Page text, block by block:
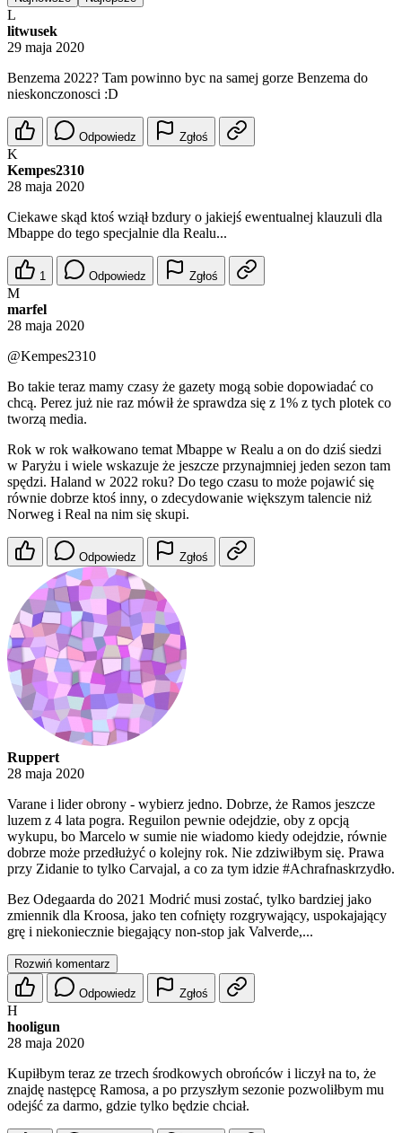
L
litwusek
29 maja 2020
Benzema 2022? Tam powinno byc na samej gorze Benzema do
nieskonczonosci :D
Odpowiedz Zgłoś
K
Kempes2310
28 maja 2020
Ciekawe skąd ktoś wziął bzdury o jakiejś ewentualnej klauzuli dla
Mbappe do tego specjalnie dla Realu...
1 Odpowiedz Zgłoś
M
marfel
28 maja 2020
@Kempes2310
Bo takie teraz mamy czasy że gazety mogą sobie dopowiadać co
chcą. Perez już nie raz mówił że sprawdza się z 1% z tych plotek co
tworzą media.
Rok w rok wałkowano temat Mbappe w Realu a on do dziś siedzi
w Paryżu i wiele wskazuje że jeszcze przynajmniej jeden sezon tam
spędzi. Haland w 2022 roku? Do tego czasu to może pojawić się
równie dobrze ktoś inny, o zdecydowanie większym talencie niż
Norweg i Real na nim się skupi.
Odpowiedz Zgłoś
Ruppert
28 maja 2020
Varane i lider obrony - wybierz jedno. Dobrze, że Ramos jeszcze
luzem z 4 lata pogra. Reguilon pewnie odejdzie, oby z opcją
wykupu, bo Marcelo w sumie nie wiadomo kiedy odejdzie, równie
dobrze może przedłużyć o kolejny rok. Nie zdziwiłbym się. Prawa
przy Zidanie to tylko Carvajal, a co za tym idzie #Achrafnaskrzydło.
Bez Odegaarda do 2021 Modrić musi zostać, tylko bardziej jako
zmiennik dla Kroosa, jako ten cofnięty rozgrywający, uspokajający
grę i niekoniecznie biegający non-stop jak Valverde,...
Rozwiń komentarz
Odpowiedz Zgłoś
H
hooligun
28 maja 2020
Kupiłbym teraz ze trzech środkowych obrońców i liczył na to, że
znajdę następcę Ramosa, a po przyszłym sezonie pozwoliłbym mu
odejść za darmo, gdzie tylko będzie chciał.